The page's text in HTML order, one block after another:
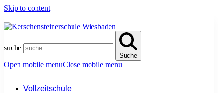
Skip to content
suche
Suche
Open mobile menuClose mobile menu
Vollzeitschule